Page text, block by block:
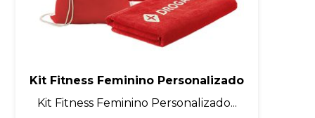
Kit Fitness Feminino Personalizado
Kit Fitness Feminino Personalizado...